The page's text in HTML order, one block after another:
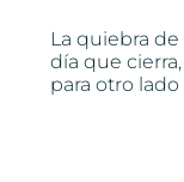
La quiebra
día que
para otro lado